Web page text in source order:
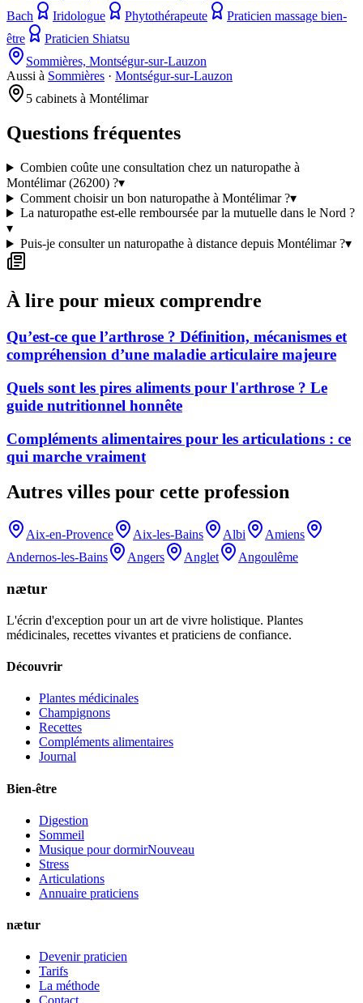
Bach
Iridologue Phytothérapeute
Praticien massage bien-
être
Praticien Shiatsu
Sommières, Montségur-sur-Lauzon
Aussi à Sommières · Montségur-sur-Lauzon
5 cabinets à Montélimar
Questions fréquentes
Combien coûte une consultation chez un naturopathe à
Montélimar (26200) ?▾
Comment choisir un bon naturopathe à Montélimar ?▾
La naturopathe est-elle remboursée par la mutuelle dans le Nord ?
▾
Puis-je consulter un naturopathe à distance depuis Montélimar ?▾
À lire pour mieux comprendre
Qu’est-ce que l’arthrose ? Définition, mécanismes et
compréhension d’une maladie articulaire majeure
Quels sont les pires aliments pour l'arthrose ? Le
guide nutritionnel honnête
Compléments alimentaires pour les articulations : ce
qui marche vraiment
Autres villes pour cette profession
Aix-en-Provence Aix-les-Bains Albi
Amiens
Andernos-les-Bains
Angers Anglet Angoulême
nætur
L'écrin d'exception pour un art de vivre holistique. Plantes
médicinales, recettes vivantes et praticiens de confiance.
Découvrir
Plantes médicinales
Champignons
Recettes
Compléments alimentaires
Journal
Bien-être
Digestion
Sommeil
Musique pour dormirNouveau
Stress
Articulations
Annuaire praticiens
nætur
Devenir praticien
Tarifs
La méthode